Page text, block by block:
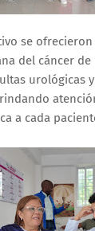
se ofrecieron
del cáncer
urológicas
a cada